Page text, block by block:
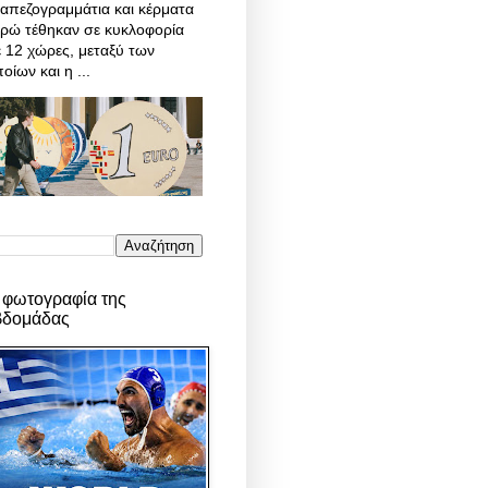
και κέρματα
τέθηκαν σε κυκλοφορία
12 χώρες, μεταξύ των
και η ...
της